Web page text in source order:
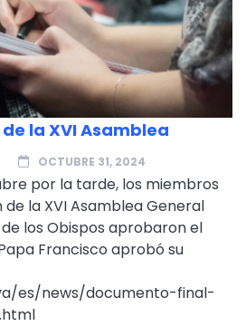
la XVI Asamblea
OCTUBRE 31, 2024
por la tarde, los miembros
de la XVI Asamblea General
los Obispos aprobaron el
Francisco aprobó su
es/news/documento-final-